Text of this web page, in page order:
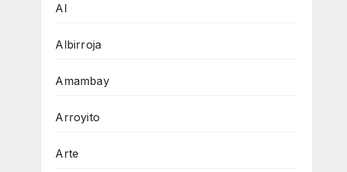
AI
Albirroja
Amambay
Arroyito
Arte